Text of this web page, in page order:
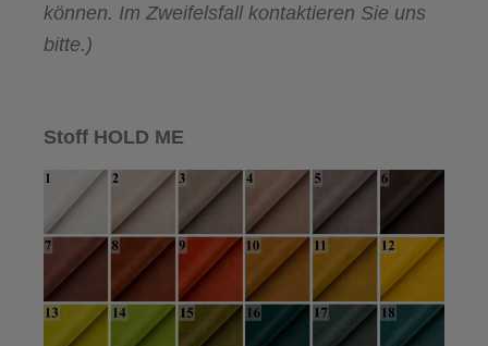
können. Im Zweifelsfall kontaktieren Sie uns
bitte.)
Stoff HOLD ME